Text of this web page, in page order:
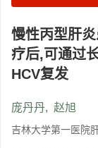
慢性丙型肝
疗后,可通过
HCV复发
庞丹丹, 赵旭
吉林大学第一医院